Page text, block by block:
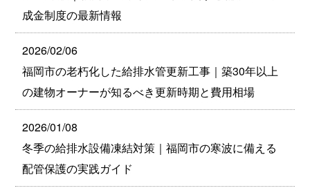
成金制度の最新情報
2026/02/06
福岡市の老朽化した給排水管更新工事｜築30年以上
の建物オーナーが知るべき更新時期と費用相場
2026/01/08
冬季の給排水設備凍結対策｜福岡市の寒波に備える
配管保護の実践ガイド